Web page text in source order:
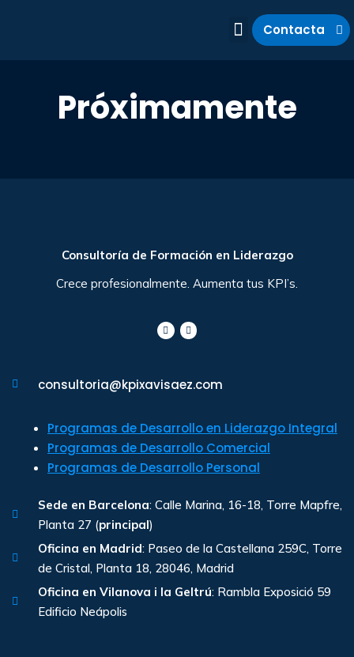
Contacta
Próximamente
Consultoría de Formación en Liderazgo
Crece profesionalmente. Aumenta tus KPI’s.
consultoria@kpixavisaez.com
Programas de Desarrollo en Liderazgo Integral
Programas de Desarrollo Comercial
Programas de Desarrollo Personal
Sede en Barcelona: Calle Marina, 16-18, Torre Mapfre,
Planta 27 (principal)
Oficina en Madrid: Paseo de la Castellana 259C, Torre
de Cristal, Planta 18, 28046, Madrid
Oficina en Vilanova i la Geltrú: Rambla Exposició 59
Edificio Neápolis